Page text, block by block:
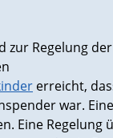
zur Regelung der
erreicht,
war.
Eine Regelung